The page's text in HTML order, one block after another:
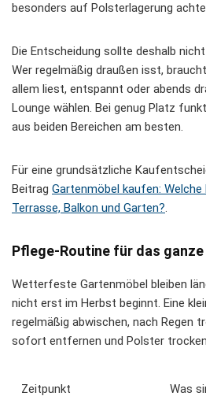
besonders auf Polsterlagerung
Die Entscheidung sollte deshalb
Wer regelmäßig draußen isst,
allem liest, entspannt oder abends
Lounge wählen. Bei genug Platz
aus beiden Bereichen am besten.
Für eine grundsätzliche
Beitrag Gartenmöbel kaufen:
Terrasse, Balkon und Garten?.
Pflege-Routine für das
Wetterfeste Gartenmöbel bleiben
nicht erst im Herbst beginnt. Eine
regelmäßig abwischen, nach Regen
sofort entfernen und Polster
Zeitpunkt
Was